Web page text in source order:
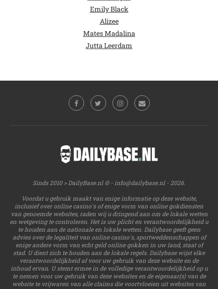
Emily Black
Alizee
Mates Madalina
Jutta Leerdam
Sinds 2010 > DailyBase.nl © - info@dailybase.nl- 2026.
Voordat u gebruik maakt van enige informatie op deze website,
inclusief over online casino's of enige vorm van online gokdiensten
van genoemde websites, raden wij u dringend aan om de lokale wetten
en wetgeving te controleren. Het is uw plicht en verantwoordelijkheid u
te houden aan de nationale en lokale wetten. Dailybase geeft geen
advies over de legaliteit van online casino's, sportweddenschappen of
enige andere vorm van echt geld online gokken in uw land, staat of
stad. U dient zich te houden aan de lokale regels. Dailybase wijst elke
verantwoordelijkheid af voor uw gebruik van deze website en de
inhoud ervan. U stemt ermee in de volledige verantwoordelijkheid op u
te nemen voor uw gebruik van deze websites en de eigenaar(s) van de
website te vrijwaren van alle claims die voortvloeien uit websites van